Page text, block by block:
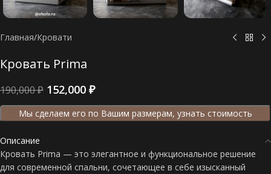
Главная/Кровати
Кровать Prima
190,000₽ 152,000 ₽
Мы сделаем его по Вашим размерам, узнать стоимость
Описание
Кровать Prima — это элегантное и функциональное решение
для современной спальни, сочетающее в себе изысканный